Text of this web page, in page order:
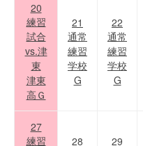
20
練習
試合
vs.津
東
津東
高Ｇ
21
通常
練習
学校
G
22
通常
練習
学校
G
27
練習
28 29